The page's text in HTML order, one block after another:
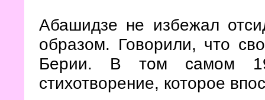
Абашидзе не избежал
образом. Говорили, что
Берии. В том самом
стихотворение, которое